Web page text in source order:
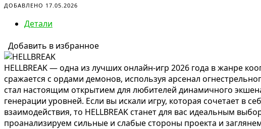
ДОБАВЛЕНО 17.05.2026
Детали
Добавить в избранное
HELLBREAK — одна из лучших онлайн-игр 2026 года в жанре
сражается с ордами демонов, используя арсенал
стал настоящим открытием для любителей динамичного
генерации уровней. Если вы искали игру, которая сочетает в
взаимодействия, то HELLBREAK станет для вас идеальным
проанализируем сильные и слабые стороны проекта и